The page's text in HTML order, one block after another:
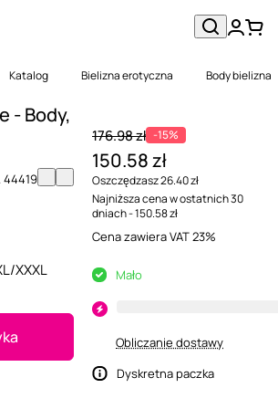
Katalog Bielizna erotyczna Body bielizna
- Body,
44419
XXXL
176.98 zł -15%
150.58 zł
Oszczędzasz 26.40 zł
Najniższa cena w ostatnich 30
dniach - 150.58 zł
Cena zawiera VAT 23%
Mało
Obliczanie dostawy
Dyskretna paczka